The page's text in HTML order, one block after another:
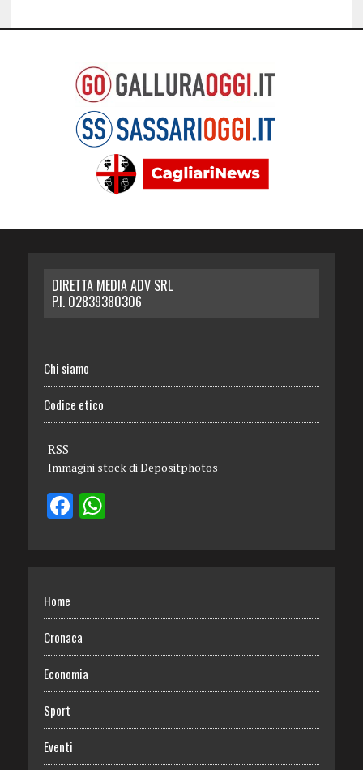
DIRETTA MEDIA ADV SRL
P.I. 02839380306
Chi siamo
Codice etico
RSS
Immagini stock di Depositphotos
Home
Cronaca
Economia
Sport
Eventi